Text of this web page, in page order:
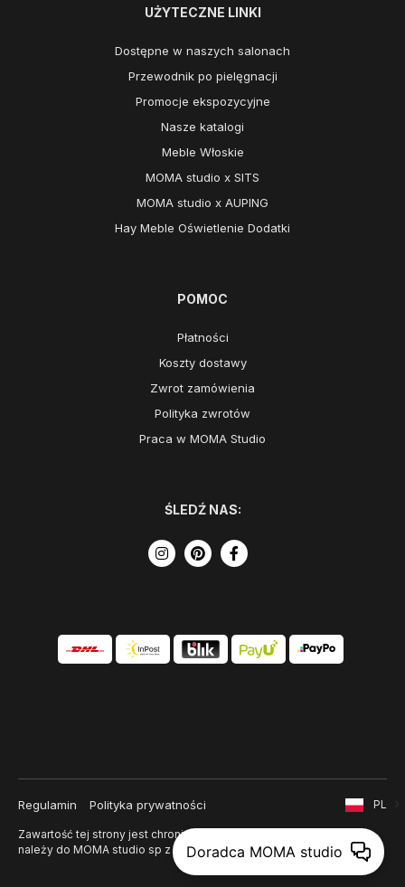
UŻYTECZNE LINKI
Dostępne w naszych salonach
Przewodnik po pielęgnacji
Promocje ekspozycyjne
Nasze katalogi
Meble Włoskie
MOMA studio x SITS
MOMA studio x AUPING
Hay Meble Oświetlenie Dodatki
POMOC
Płatności
Koszty dostawy
Zwrot zamówienia
Polityka zwrotów
Praca w MOMA Studio
ŚLEDŹ NAS:
Regulamin Polityka prywatności
Zawartość tej strony jest chroniona prawem autorskim i
należy do MOMA studio sp z o. o.
PL
Doradca MOMA studio